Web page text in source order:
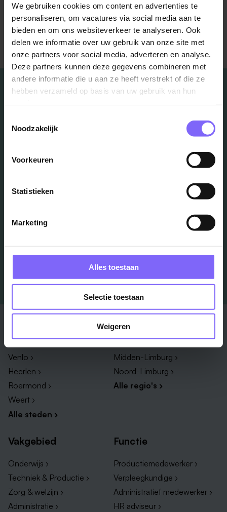
We gebruiken cookies om content en advertenties te
personaliseren, om vacatures via social media aan te
bieden en om ons websiteverkeer te analyseren. Ook
delen we informatie over uw gebruik van onze site met
onze partners voor social media, adverteren en analyse.
Deze partners kunnen deze gegevens combineren met
andere informatie die u aan ze heeft verstrekt of die ze
hebben verzameld op basis van uw gebruik van hun
Noodzakelijk
Voorkeuren
Statistieken
Marketing
Alles toestaan
Selectie toestaan
Weigeren
Terug naar alle items
in je mailbox?
Schrijf je in en we houden je op de hoogte
Venlo ›
Heerlen ›
Roermond ›
Weert ›
Alle steden ›
Midden-Limburg ›
Noord-Limburg ›
Alle regio's ›
Vakgebied
Onderwijs ›
Techniek & Productie ›
Zorg & welzijn ›
Administratie ›
Functie
Productiemedewerker ›
Verpleegkundige ›
Administratief medewerker ›
HR adviseur ›